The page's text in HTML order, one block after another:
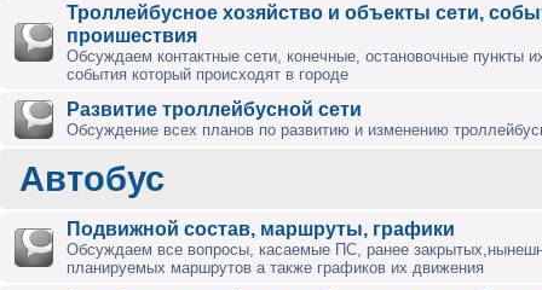
Троллейбусное хозяйство и объекты сети,
проишествия
Обсуждаем контактные сети, конечные, остановочные пункты
события который происходят в городе
Развитие троллейбусной сети
Обсуждение всех планов по развитию и изменению
Автобус
Подвижной состав, маршруты, графики
Обсуждаем все вопросы, касаемые ПС, ранее
планируемых маршрутов а также графиков их движения